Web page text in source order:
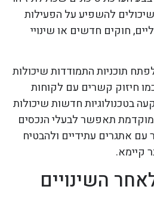
להשפיע על הפעילות
חוקים חדשים או שינויי
תוכניות התמודדות שיכולות
חיזוק קשרים עם לקוחות
בטכנולוגיות חדשות שיכולות
תאפשר לבעלי הנכסים
עם אתגרים עתידיים ולהבטיח
קיימא.
השינויים